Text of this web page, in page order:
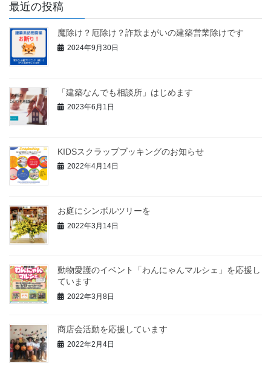
最近の投稿
魔除け？厄除け？詐欺まがいの建築営業除けです
2024年9月30日
「建築なんでも相談所」はじめます
2023年6月1日
KIDSスクラップブッキングのお知らせ
2022年4月14日
お庭にシンボルツリーを
2022年3月14日
動物愛護のイベント「わんにゃんマルシェ」を応援し
ています
2022年3月8日
商店会活動を応援しています
2022年2月4日